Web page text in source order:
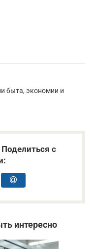
быта, экономии и
с
интересно